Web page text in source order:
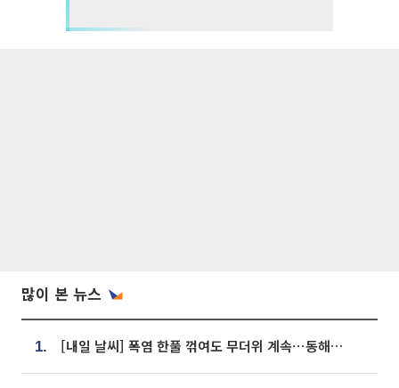
많이 본 뉴스
1. [내일 날씨] 폭염 한풀 꺾여도 무더위 계속⋯동해안 이틀 연속 비